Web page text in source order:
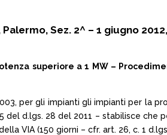
Palermo, Sez. 2^ – 1 giugno
superiore a 1 MW –
per gli impianti gli impianti per la
del d.lgs. 28 del 2011 – stabilisce
VIA (150 giorni – cfr. art. 26, c. 1